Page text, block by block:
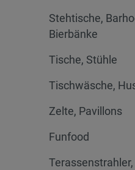
Stehtische,
Bierbänke
Tische, Stühle
Tischwäsche,
Zelte, Pavillons
Funfood
Terassenstrahler,